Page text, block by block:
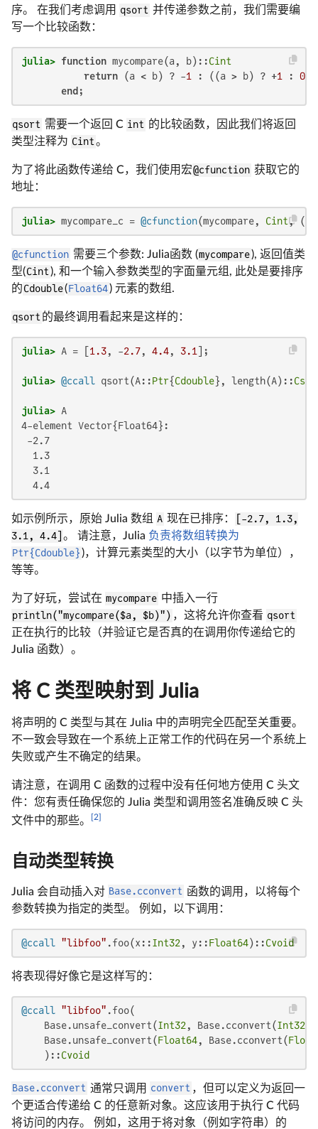
序。 在我们考虑调用 qsort 并传递参数之前，我们需要编
写一个比较函数：
julia> function mycompare(a, b)::Cint
return (a < b) ? -1 : ((a > b) ? +1 : 0
end ;
qsort 需要一个返回 C int 的比较函数，因此我们将返回
类型注释为 Cint。
为了将此函数传递给 C，我们使用宏@cfunction 获取它的
地址：
julia> mycompare_c = @cfunction(mycompare, Cint, (
@cfunction 需要三个参数: Julia函数 (mycompare), 返回值类
型(Cint), 和一个输入参数类型的字面量元组, 此处是要排序
的Cdouble(Float64) 元素的数组.
qsort 的最终调用看起来是这样的：
julia> A = [ 1.3, -2.7, 4.4, 3.1
julia> @ccall qsort(A::Ptr{Cdouble}, length(A)::
julia>
4-element Vector{Float64}:
-2.7
  1.3
  3.1
  4.4
如示例所示，原始 Julia 数组 A 现在已排序：
[-2.7, 1.3,
3.1, 4.4] 。 请注意，Julia 负责将数组转换为
Ptr{Cdouble} )，计算元素类型的大小（以字节为单位），
等等。
为了好玩，尝试在 mycompare 中插入一行
println("mycompare($a, $b)") ，这将允许你查看 qsort
正在执行的比较（并验证它是否真的在调用你传递给它的
Julia 函数）。
将 C 类型映射到 Julia
将声明的 C 类型与其在 Julia 中的声明完全匹配至关重要。
不一致会导致在一个系统上正常工作的代码在另一个系统上
失败或产生不确定的结果。
请注意，在调用 C 函数的过程中没有任何地方使用 C 头文
件：您有责任确保您的 Julia 类型和调用签名准确反映 C 头
文件中的那些。
[2]
自动类型转换
Julia 会自动插入对 Base.cconvert 函数的调用，以将每个
参数转换为指定的类型。 例如，以下调用：
@ccall "libfoo" .foo(x::Int32, y::Float64)::Cvoid
将表现得好像它是这样写的：
@ccall "libfoo" .foo(
    Base.unsafe_convert(
Int32, Base.cconvert(Int32
    Base.unsafe_convert(
Float64, Base.cconvert(
    )::
Cvoid
Base.cconvert 通常只调用 convert ，但可以定义为返回一
个更适合传递给 C 的任意新对象。这应该用于执行 C 代码
将访问的内存。 例如，这用于将对象（例如字符串）的